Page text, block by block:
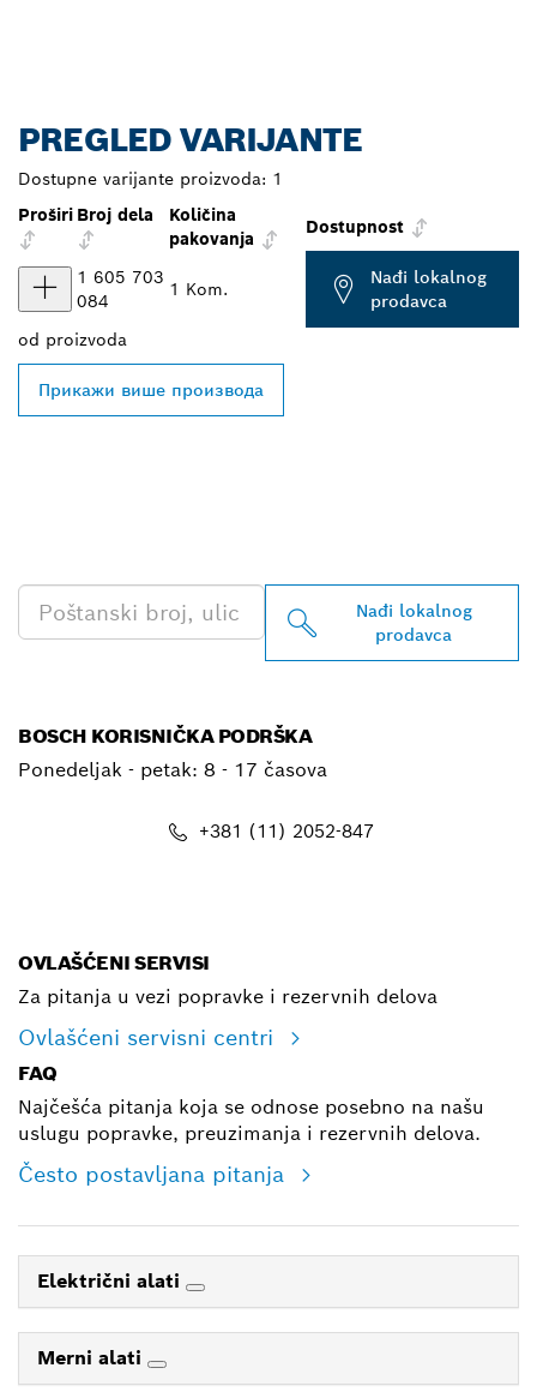
PREGLED VARIJANTE
Dostupne varijante proizvoda: 1
Proširi Broj dela
Količina
pakovanja
Dostupnost
1 605 703
084
1 Kom.
Nađi lokalnog
prodavca
od proizvoda
Прикажи више производа
Nađi lokalnog
prodavca
BOSCH KORISNIČKA PODRŠKA
Ponedeljak - petak: 8 - 17 časova
+381 (11) 2052-847
OVLAŠĆENI SERVISI
Za pitanja u vezi popravke i rezervnih delova
Ovlašćeni servisni centri
FAQ
Najčešća pitanja koja se odnose posebno na našu
uslugu popravke, preuzimanja i rezervnih delova.
Često postavljana pitanja
Električni alati
Merni alati